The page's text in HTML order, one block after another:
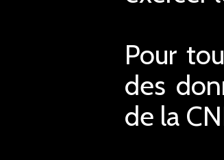
Pour
des
de la